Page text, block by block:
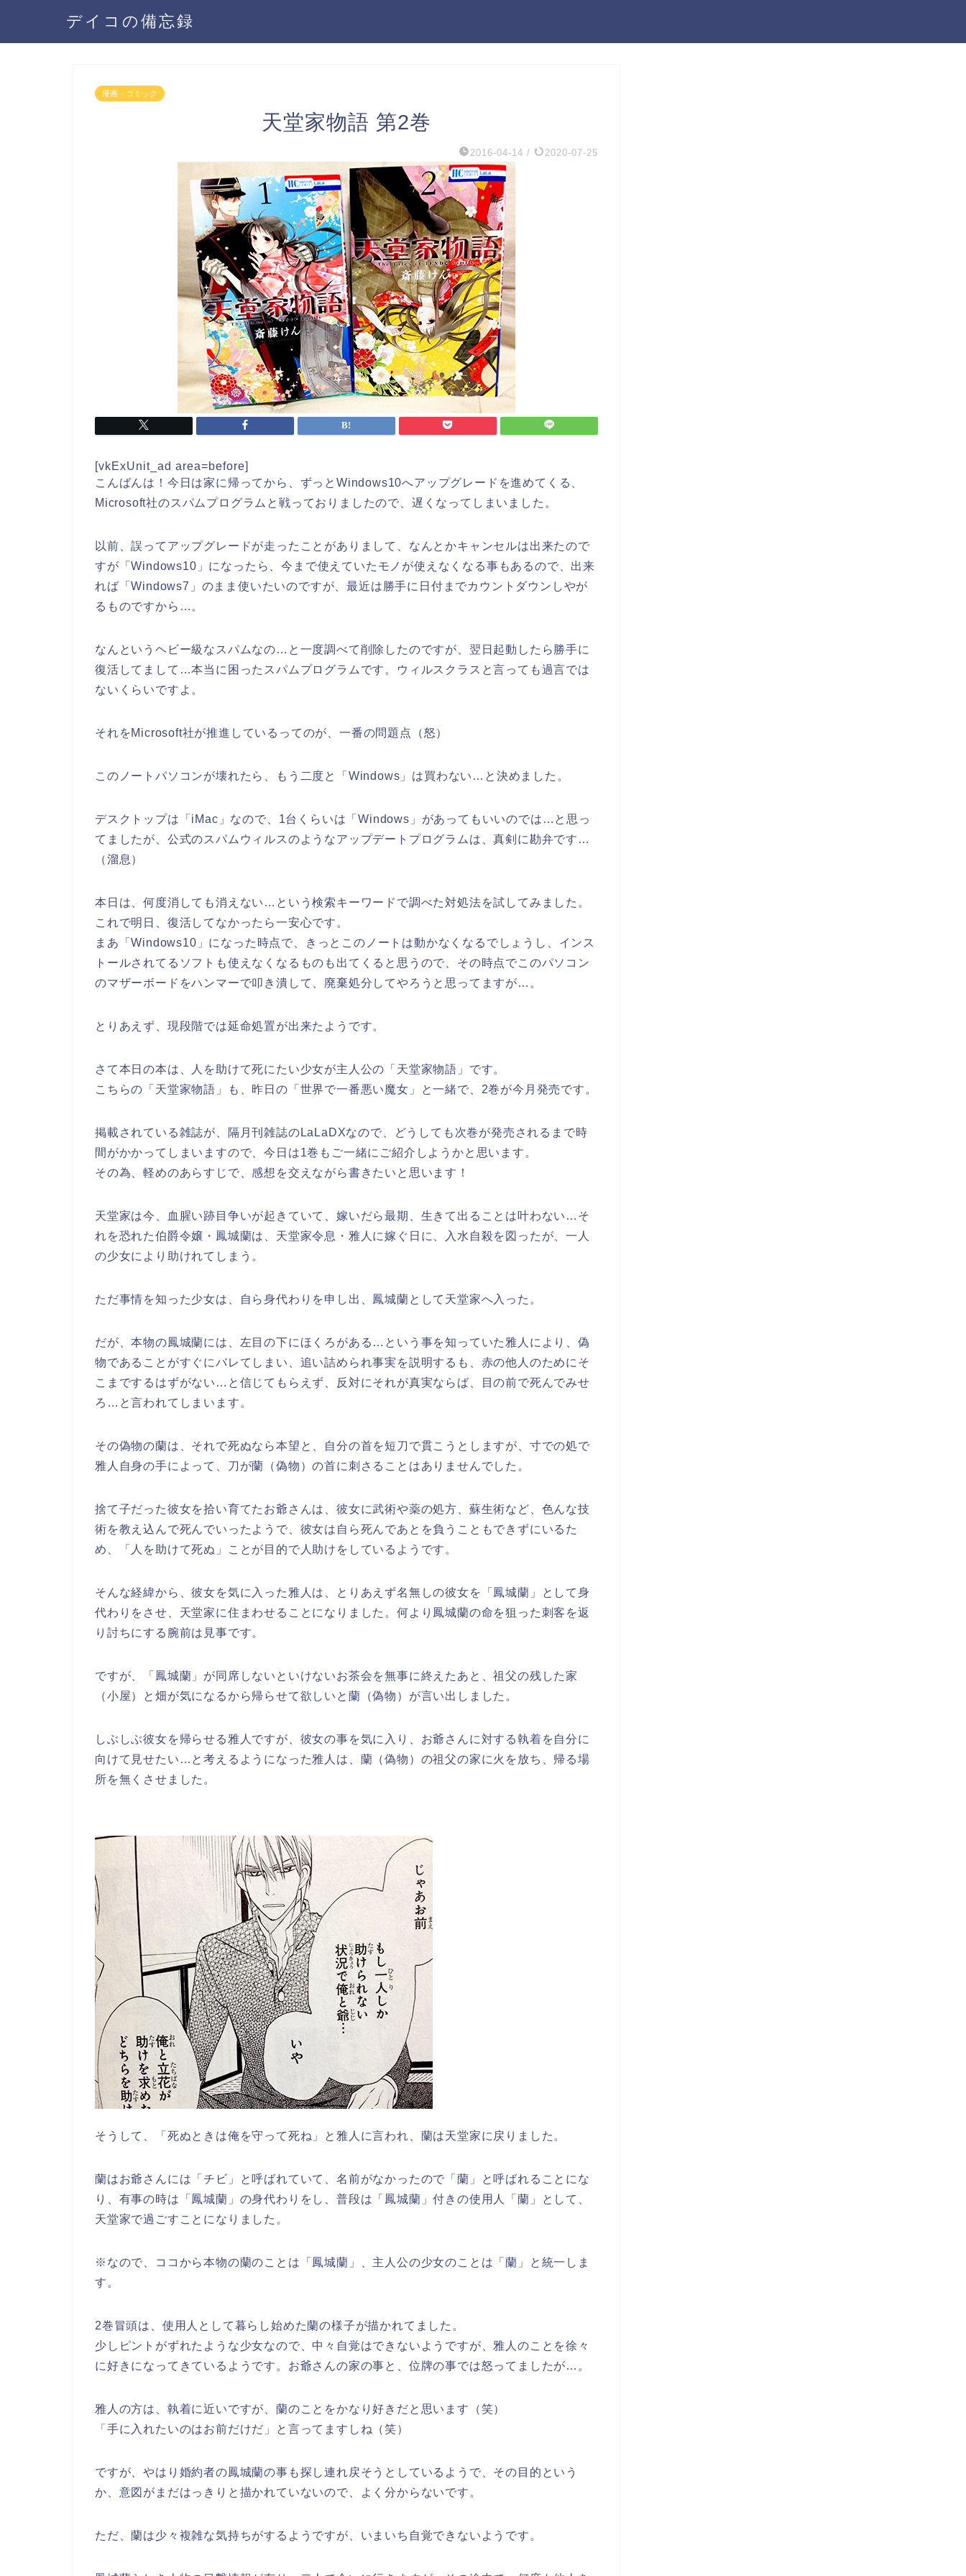
デイコの備忘録
漫画・コミック
天堂家物語 第2巻
2016-04-14 / 2020-07-25
[vkExUnit_ad area=before]
こんばんは！今日は家に帰ってから、ずっとWindows10へアップグレードを進めてくる、
Microsoft社のスパムプログラムと戦っておりましたので、遅くなってしまいました。
以前、誤ってアップグレードが走ったことがありまして、なんとかキャンセルは出来たので
すが「Windows10」になったら、今まで使えていたモノが使えなくなる事もあるので、出来
れば「Windows7」のまま使いたいのですが、最近は勝手に日付までカウントダウンしやが
るものですから…。
なんというヘビー級なスパムなの…と一度調べて削除したのですが、翌日起動したら勝手に
復活してまして…本当に困ったスパムプログラムです。ウィルスクラスと言っても過言では
ないくらいですよ。
それをMicrosoft社が推進しているってのが、一番の問題点（怒）
このノートパソコンが壊れたら、もう二度と「Windows」は買わない…と決めました。
デスクトップは「iMac」なので、1台くらいは「Windows」があってもいいのでは…と思っ
てましたが、公式のスパムウィルスのようなアップデートプログラムは、真剣に勘弁です…
（溜息）
本日は、何度消しても消えない…という検索キーワードで調べた対処法を試してみました。
これで明日、復活してなかったら一安心です。
まあ「Windows10」になった時点で、きっとこのノートは動かなくなるでしょうし、インス
トールされてるソフトも使えなくなるものも出てくると思うので、その時点でこのパソコン
のマザーボードをハンマーで叩き潰して、廃棄処分してやろうと思ってますが…。
とりあえず、現段階では延命処置が出来たようです。
さて本日の本は、人を助けて死にたい少女が主人公の「天堂家物語」です。
こちらの「天堂家物語」も、昨日の「世界で一番悪い魔女」と一緒で、2巻が今月発売です。
掲載されている雑誌が、隔月刊雑誌のLaLaDXなので、どうしても次巻が発売されるまで時
間がかかってしまいますので、今日は1巻もご一緒にご紹介しようかと思います。
その為、軽めのあらすじで、感想を交えながら書きたいと思います！
天堂家は今、血腥い跡目争いが起きていて、嫁いだら最期、生きて出ることは叶わない…そ
れを恐れた伯爵令嬢・鳳城蘭は、天堂家令息・雅人に嫁ぐ日に、入水自殺を図ったが、一人
の少女により助けれてしまう。
ただ事情を知った少女は、自ら身代わりを申し出、鳳城蘭として天堂家へ入った。
だが、本物の鳳城蘭には、左目の下にほくろがある…という事を知っていた雅人により、偽
物であることがすぐにバレてしまい、追い詰められ事実を説明するも、赤の他人のためにそ
こまでするはずがない…と信じてもらえず、反対にそれが真実ならば、目の前で死んでみせ
ろ…と言われてしまいます。
その偽物の蘭は、それで死ぬなら本望と、自分の首を短刀で貫こうとしますが、寸での処で
雅人自身の手によって、刀が蘭（偽物）の首に刺さることはありませんでした。
捨て子だった彼女を拾い育てたお爺さんは、彼女に武術や薬の処方、蘇生術など、色んな技
術を教え込んで死んでいったようで、彼女は自ら死んであとを負うこともできずにいるた
め、「人を助けて死ぬ」ことが目的で人助けをしているようです。
そんな経緯から、彼女を気に入った雅人は、とりあえず名無しの彼女を「鳳城蘭」として身
代わりをさせ、天堂家に住まわせることになりました。何より鳳城蘭の命を狙った刺客を返
り討ちにする腕前は見事です。
ですが、「鳳城蘭」が同席しないといけないお茶会を無事に終えたあと、祖父の残した家
（小屋）と畑が気になるから帰らせて欲しいと蘭（偽物）が言い出しました。
しぶしぶ彼女を帰らせる雅人ですが、彼女の事を気に入り、お爺さんに対する執着を自分に
向けて見せたい…と考えるようになった雅人は、蘭（偽物）の祖父の家に火を放ち、帰る場
所を無くさせました。
そうして、「死ぬときは俺を守って死ね」と雅人に言われ、蘭は天堂家に戻りました。
蘭はお爺さんには「チビ」と呼ばれていて、名前がなかったので「蘭」と呼ばれることにな
り、有事の時は「鳳城蘭」の身代わりをし、普段は「鳳城蘭」付きの使用人「蘭」として、
天堂家で過ごすことになりました。
※なので、ココから本物の蘭のことは「鳳城蘭」、主人公の少女のことは「蘭」と統一しま
す。
2巻冒頭は、使用人として暮らし始めた蘭の様子が描かれてました。
少しピントがずれたような少女なので、中々自覚はできないようですが、雅人のことを徐々
に好きになってきているようです。お爺さんの家の事と、位牌の事では怒ってましたが…。
雅人の方は、執着に近いですが、蘭のことをかなり好きだと思います（笑）
「手に入れたいのはお前だけだ」と言ってますしね（笑）
ですが、やはり婚約者の鳳城蘭の事も探し連れ戻そうとしているようで、その目的という
か、意図がまだはっきりと描かれていないので、よく分からないです。
ただ、蘭は少々複雑な気持ちがするようですが、いまいち自覚できないようです。